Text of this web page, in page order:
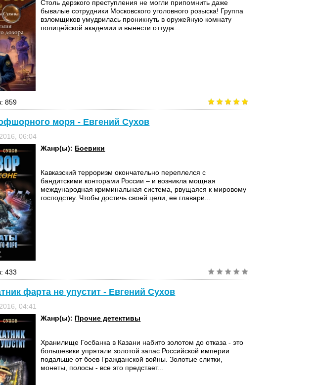
Столь дерзкого преступления не могли припомнить даже
бывалые сотрудники Московского уголовного розыска! Группа
взломщиков умудрилась проникнуть в оружейную комнату
полицейской академии и вынести оттуда...
859
моря - Евгений Сухов
06:04
Жанр(ы): Боевики
Кавказский терроризм окончательно переплелся с
бандитскими конторами России – и возникла мощная
международная криминальная система, рвущаяся к мировому
господству. Чтобы достичь своей цели, ее главари...
433
фарта не упустит - Евгений Сухов
04:41
Жанр(ы): Прочие детективы
Хранилище Госбанка в Казани набито золотом до отказа - это
большевики упрятали золотой запас Российской империи
подальше от боев Гражданской войны. Золотые слитки,
монеты, полосы - все это предстает...